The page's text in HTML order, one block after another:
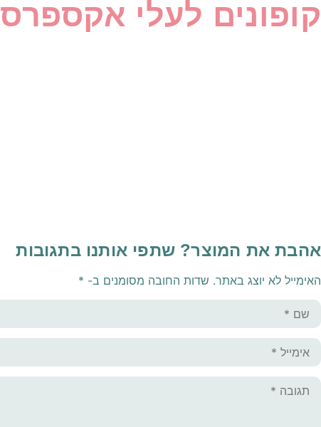
קופונים לעלי אקספרס
אהבת את המוצר? שתפי אותנו בתגובות
האימייל לא יוצג באתר. שדות החובה מסומנים ב- *